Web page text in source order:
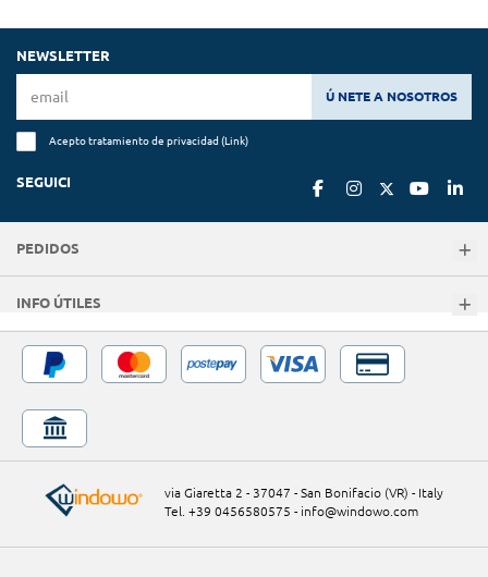
NEWSLETTER
Ú NETE A NOSOTROS
Acepto tratamiento de privacidad (Link)
SEGUICI
PEDIDOS
INFO ÚTILES
via Giaretta 2 - 37047 - San Bonifacio (VR) - Italy
Tel. +39 0456580575 - info@windowo.com